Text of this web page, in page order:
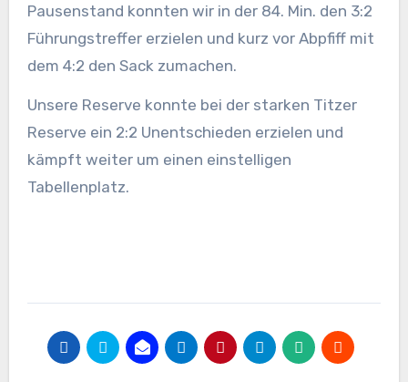
Pausenstand konnten wir in der 84. Min. den 3:2
Führungstreffer erzielen und kurz vor Abpfiff mit
dem 4:2 den Sack zumachen.
Unsere Reserve konnte bei der starken Titzer
Reserve ein 2:2 Unentschieden erzielen und
kämpft weiter um einen einstelligen
Tabellenplatz.